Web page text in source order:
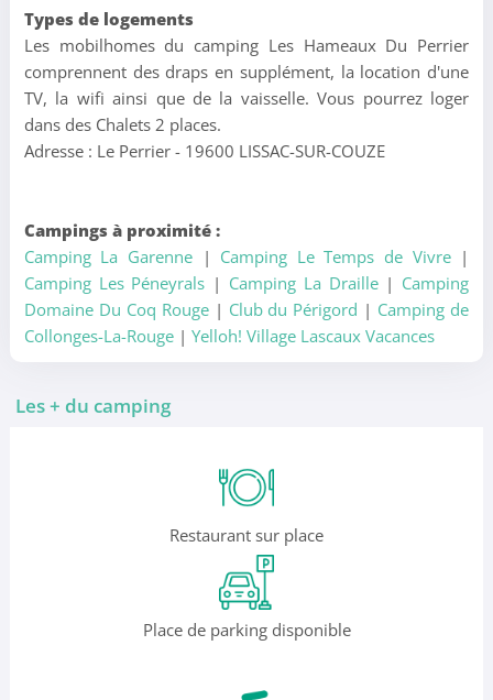
Types de logements
Les mobilhomes du camping Les Hameaux Du Perrier
comprennent des draps en supplément, la location d'une
TV, la wifi ainsi que de la vaisselle. Vous pourrez loger
dans des Chalets 2 places.
Adresse : Le Perrier - 19600 LISSAC-SUR-COUZE
Campings à proximité :
Camping La Garenne | Camping Le Temps de Vivre|
Camping Les Péneyrals | Camping La Draille| Camping
Domaine Du Coq Rouge| Club du Périgord | Camping de
Collonges-La-Rouge| Yelloh! Village Lascaux Vacances
Les + du camping
Restaurant sur place
Place de parking disponible